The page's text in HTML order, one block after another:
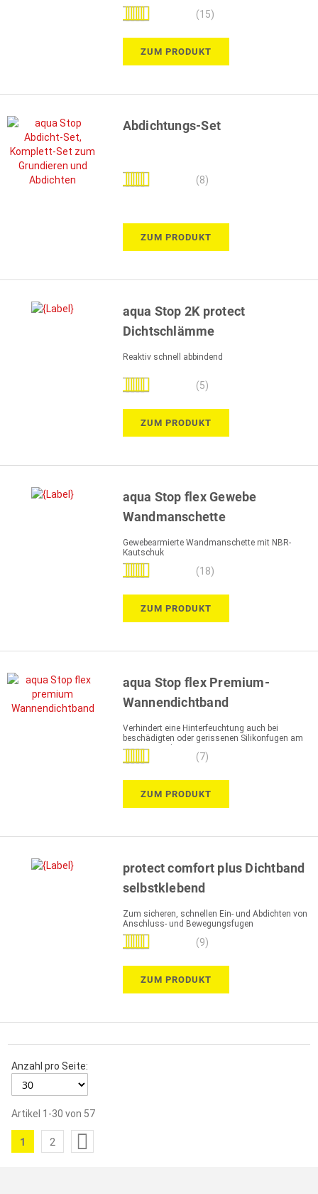
Bewertung: (15)
ZUM PRODUKT
Abdichtungs-Set
Bewertung: (8)
ZUM PRODUKT
aqua Stop 2K protect
Dichtschlämme
Reaktiv schnell abbindend
Bewertung: (5)
ZUM PRODUKT
aqua Stop flex Gewebe
Wandmanschette
Gewebearmierte Wandmanschette mit NBR-
Kautschuk
Bewertung:
(18)
ZUM PRODUKT
aqua Stop flex Premium-
Wannendichtband
Verhindert eine Hinterfeuchtung auch bei
beschädigten oder gerissenen Silikonfugen am
Wannenrand
Bewertung: (7)
ZUM PRODUKT
protect comfort plus Dichtband
selbstklebend
Zum sicheren, schnellen Ein- und Abdichten von
Anschluss- und Bewegungsfugen
Bewertung:
(9)
ZUM PRODUKT
Anzahl pro Seite:
Artikel 1 -30 von 57
Sie
1 Seite
2